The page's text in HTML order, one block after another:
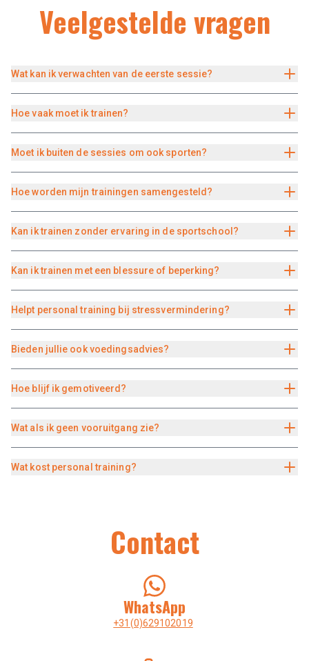
Veelgestelde vragen
Wat kan ik verwachten van de eerste sessie?
Hoe vaak moet ik trainen?
Moet ik buiten de sessies om ook sporten?
Hoe worden mijn trainingen samengesteld?
Kan ik trainen zonder ervaring in de sportschool?
Kan ik trainen met een blessure of beperking?
Helpt personal training bij stressvermindering?
Bieden jullie ook voedingsadvies?
Hoe blijf ik gemotiveerd?
Wat als ik geen vooruitgang zie?
Wat kost personal training?
Contact
WhatsApp
+31(0)629102019